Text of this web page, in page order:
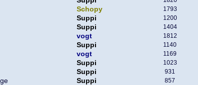
Schopy 1793
Suppi 1200
Suppi 1404
vogt 1812
Suppi 1140
vogt 1169
Suppi 1023
Suppi 931
Suppi 857